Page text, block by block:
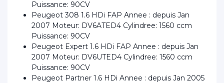
Puissance: 90CV
Peugeot 308 1.6 HDi FAP Annee : depuis Jan
2007 Moteur: DV6ATED4 Cylindree: 1560 ccm
Puissance: 90CV
Peugeot Expert 1.6 HDi FAP Annee : depuis Jan
2007 Moteur: DV6UTED4 Cylindree: 1560 ccm
Puissance: 90CV
Peugeot Partner 1.6 HDi Annee : depuis Jan 2005